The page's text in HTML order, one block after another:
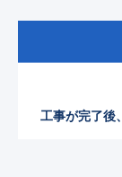
工事が完了後